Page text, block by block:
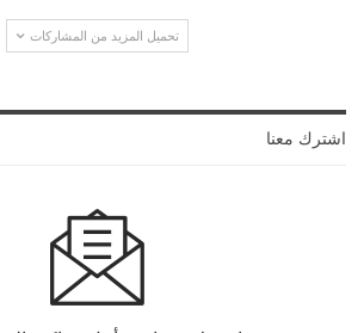
تحميل المزيد من المشاركات
اشترك معنا